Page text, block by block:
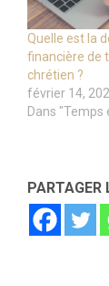
Quelle est la
financière de
chrétien ?
février 14,
Dans "Temps
PARTAGER